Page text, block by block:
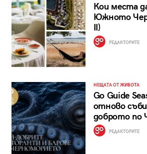
Кои места
Южното
II)
РЕДАКТОРИТЕ
НЕЩАТА ОТ ЖИВОТА
Go Guide
отново
доброто по
РЕДАКТОРИТЕ